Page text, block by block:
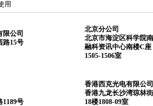
用
限公司
路15号
北京分公司
北京市海淀区科学院
融科资讯中心南楼C座
1505-1506室
1189号
香港西克光电有限公司
香港九龙长沙湾琼林
18楼1808-09室